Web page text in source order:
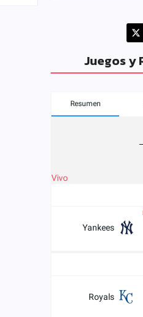
Juegos y
Resumen
Vivo
Yankees
Royals